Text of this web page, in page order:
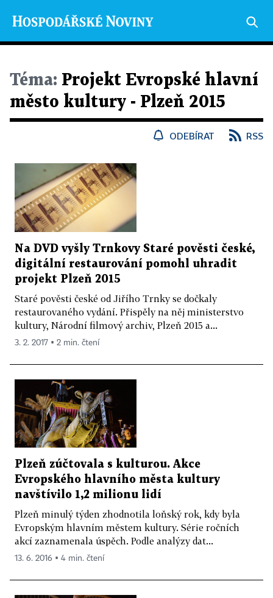
Téma: Projekt Evropské hlavní
město kultury - Plzeň 2015
ODEBÍRAT RSS
Na DVD vyšly Trnkovy Staré pověsti české,
digitální restaurování pomohl uhradit
projekt Plzeň 2015
Staré pověsti české od Jiřího Trnky se dočkaly
restaurovaného vydání. Přispěly na něj ministerstvo
kultury, Národní filmový archiv, Plzeň 2015 a...
3. 2. 2017 ▪ 2 min. čtení
Plzeň zúčtovala s kulturou. Akce
Evropského hlavního města kultury
navštívilo 1,2 milionu lidí
Plzeň minulý týden zhodnotila loňský rok, kdy byla
Evropským hlavním městem kultury. Série ročních
akcí zaznamenala úspěch. Podle analýzy dat...
13. 6. 2016 ▪ 4 min. čtení